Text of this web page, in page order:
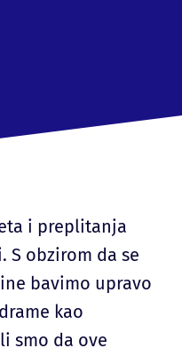
i preplitanja
S obzirom da se
bavimo upravo
kao
smo da ove